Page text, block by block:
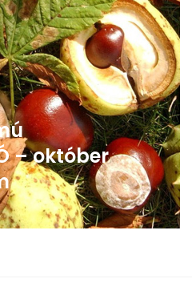
– október